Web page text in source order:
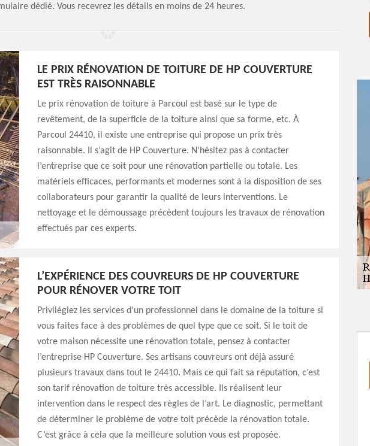
dédié. Vous recevrez les détails en moins de 24 heures.
LE PRIX RÉNOVATION DE TOITURE DE HP COUVERTURE
EST TRÈS RAISONNABLE
Le prix rénovation de toiture à Parcoul est basé sur le type de
revêtement, de la superficie de la toiture ainsi que sa forme, etc. À
Parcoul 24410, il existe une entreprise qui propose un prix très
raisonnable. Il s’agit de HP Couverture. N’hésitez pas à contacter
l’entreprise que ce soit pour une rénovation partielle ou totale. Les
matériels efficaces, performants et modernes sont à la disposition de ses
collaborateurs pour garantir la qualité de leurs interventions. Le
nettoyage et le démoussage précèdent toujours les travaux de rénovation
effectués par ces experts.
L’EXPÉRIENCE DES COUVREURS DE HP COUVERTURE
POUR RÉNOVER VOTRE TOIT
Privilégiez les services d’un professionnel dans le domaine de la toiture si
vous faites face à des problèmes de quel type que ce soit. Si le toit de
votre maison nécessite une rénovation totale, pensez à contacter
l’entreprise HP Couverture. Ses artisans couvreurs ont déjà assuré
plusieurs travaux dans tout le 24410. Mais ce qui fait sa réputation, c’est
son tarif rénovation de toiture très accessible. Ils réalisent leur
intervention dans le respect des règles de l’art. Le diagnostic, permettant
de déterminer le problème de votre toit précède la rénovation totale.
C’est grâce à cela que la meilleure solution vous est proposée.